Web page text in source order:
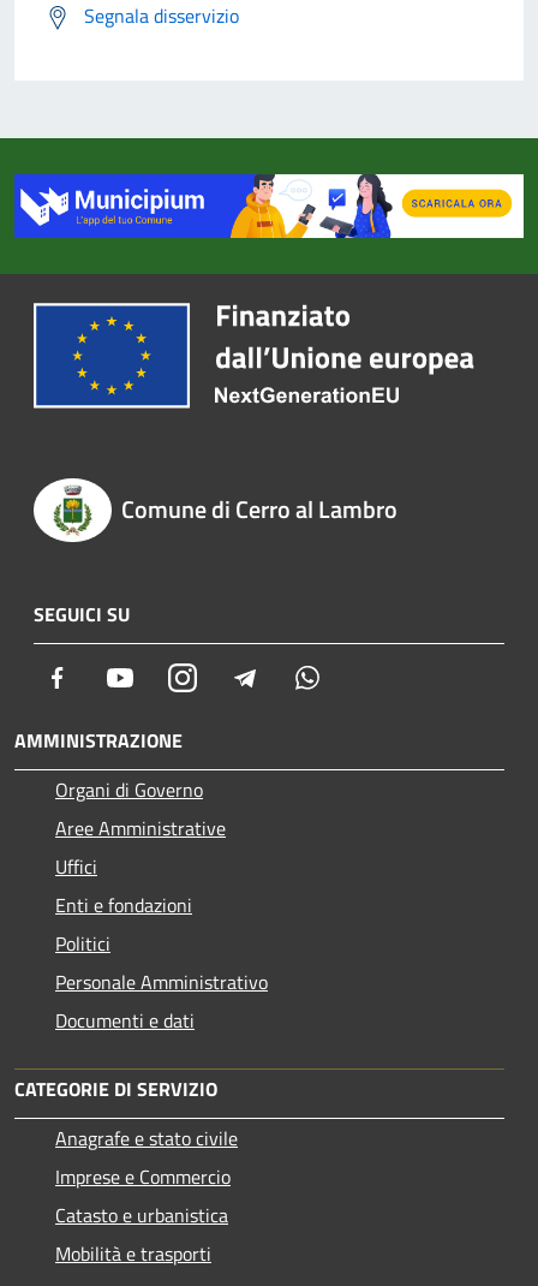
Segnala disservizio
Comune di Cerro al Lambro
SEGUICI SU
Facebook YoutubeInstagram Telegram
AMMINISTRAZIONE
Organi di Governo
Aree Amministrative
Uffici
Enti e fondazioni
Politici
Personale Amministrativo
Documenti e dati
CATEGORIE DI SERVIZIO
Anagrafe e stato civile
Imprese e Commercio
Catasto e urbanistica
Mobilità e trasporti